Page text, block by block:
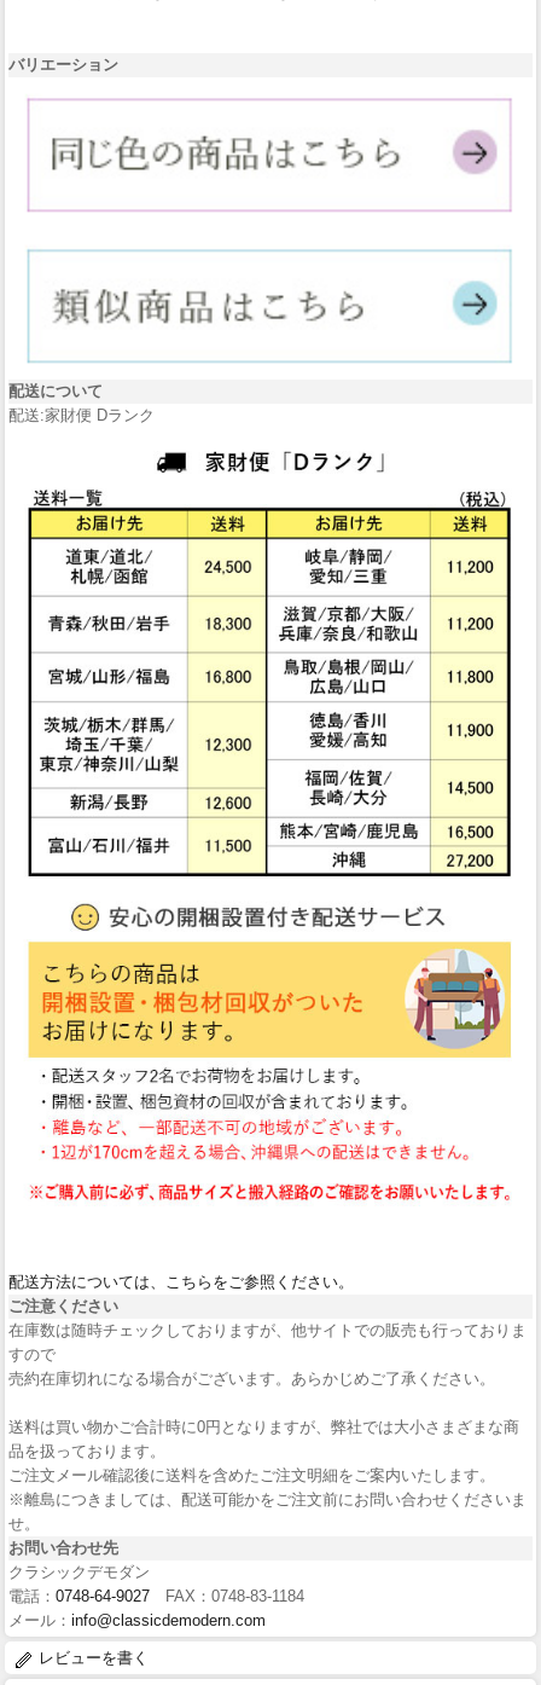
バリエーション
配送について
配送:家財便 Dランク
配送方法については、こちらをご参照ください。
ご注意ください
在庫数は随時チェックしておりますが、他サイトでの販売も行っておりま
すので
売約在庫切れになる場合がございます。あらかじめご了承ください。
送料は買い物かご合計時に0円となりますが、弊社では大小さまざまな商
品を扱っております。
ご注文メール確認後に送料を含めたご注文明細をご案内いたします。
※離島につきましては、配送可能かをご注文前にお問い合わせくださいま
せ。
お問い合わせ先
クラシックデモダン
電話： 0748-64-9027 FAX：0748-83-1184
メール： info@classicdemodern.com
レビューを書く